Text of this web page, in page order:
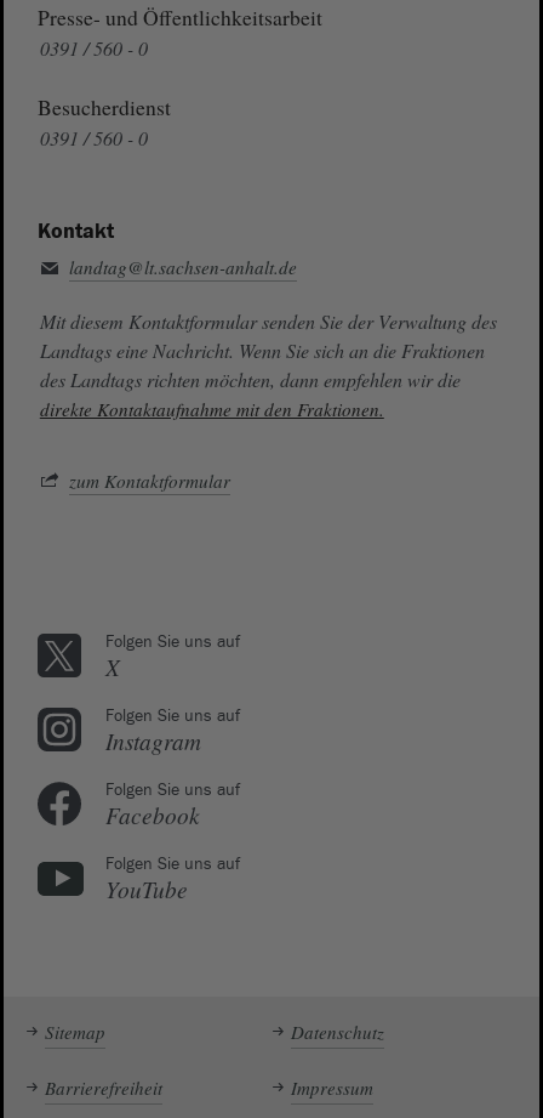
Presse- und Öffentlichkeitsarbeit
0391 / 560 - 0
Besucherdienst
0391 / 560 - 0
Kontakt
landtag@lt.sachsen-anhalt.de
Mit diesem Kontaktformular senden Sie der Verwaltung des
Landtags eine Nachricht. Wenn Sie sich an die Fraktionen
des Landtags richten möchten, dann empfehlen wir die
direkte Kontaktaufnahme mit den Fraktionen.
zum Kontaktformular
Folgen Sie uns auf
X
Folgen Sie uns auf
Instagram
Folgen Sie uns auf
Facebook
Folgen Sie uns auf
YouTube
Sitemap Datenschutz
Barrierefreiheit Impressum